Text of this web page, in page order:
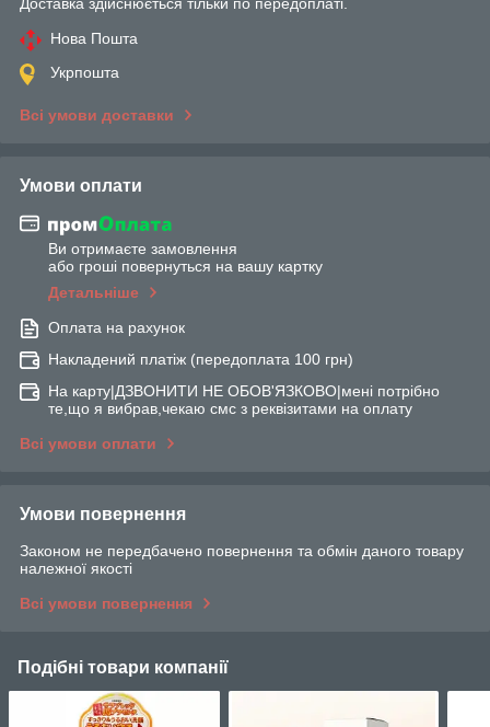
Нова Пошта
Укрпошта
Всі умови доставки
Умови оплати
Ви отримаєте замовлення
або гроші повернуться на вашу картку
Детальніше
Оплата на рахунок
Накладений платіж (передоплата 100 грн)
На карту|ДЗВОНИТИ НЕ ОБОВ'ЯЗКОВО|мені потрібно
те,що я вибрав,чекаю смс з реквізитами на оплату
Всі умови оплати
Умови повернення
Законом не передбачено повернення та обмін даного товару
належної якості
Всі умови повернення
Подібні товари компанії